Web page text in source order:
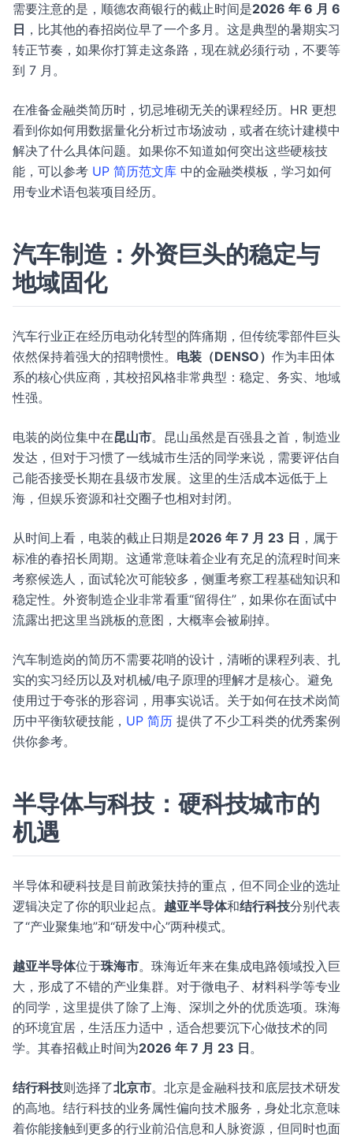
需要注意的是，顺德农商银行的截止时间是2026 年 6 月 6
日 ，比其他的春招岗位早了一个多月。这是典型的暑期实习
转正节奏，如果你打算走这条路，现在就必须行动，不要等
到 7 月。
在准备金融类简历时，切忌堆砌无关的课程经历。HR 更想
看到你如何用数据量化分析过市场波动，或者在统计建模中
解决了什么具体问题。如果你不知道如何突出这些硬核技
能，可以参考 UP 简历范文库 中的金融类模板，学习如何
用专业术语包装项目经历。
汽车制造：外资巨头的稳定与
地域固化
汽车行业正在经历电动化转型的阵痛期，但传统零部件巨头
依然保持着强大的招聘惯性。 电装（DENSO） 作为丰田体
系的核心供应商，其校招风格非常典型：稳定、务实、地域
性强。
电装的岗位集中在昆山市。昆山虽然是百强县之首，制造业
发达，但对于习惯了一线城市生活的同学来说，需要评估自
己能否接受长期在县级市发展。这里的生活成本远低于上
海，但娱乐资源和社交圈子也相对封闭。
从时间上看，电装的截止日期是2026 年 7 月 23 日 ，属于
标准的春招长周期。这通常意味着企业有充足的流程时间来
考察候选人，面试轮次可能较多，侧重考察工程基础知识和
稳定性。外资制造企业非常看重“留得住”，如果你在面试中
流露出把这里当跳板的意图，大概率会被刷掉。
汽车制造岗的简历不需要花哨的设计，清晰的课程列表、扎
实的实习经历以及对机械/电子原理的理解才是核心。避免
使用过于夸张的形容词，用事实说话。关于如何在技术岗简
历中平衡软硬技能， UP 简历 提供了不少工科类的优秀案例
供你参考。
半导体与科技：硬科技城市的
机遇
半导体和硬科技是目前政策扶持的重点，但不同企业的选址
逻辑决定了你的职业起点。 越亚半导体和结行科技分别代表
了“产业聚集地”和“研发中心”两种模式。
越亚半导体位于珠海市。珠海近年来在集成电路领域投入巨
大，形成了不错的产业集群。对于微电子、材料科学等专业
的同学，这里提供了除了上海、深圳之外的优质选项。珠海
的环境宜居，生活压力适中，适合想要沉下心做技术的同
学。其春招截止时间为2026 年 7 月 23 日。
结行科技则选择了北京市。北京是金融科技和底层技术研发
的高地。结行科技的业务属性偏向技术服务，身处北京意味
着你能接触到更多的行业前沿信息和人脉资源，但同时也面